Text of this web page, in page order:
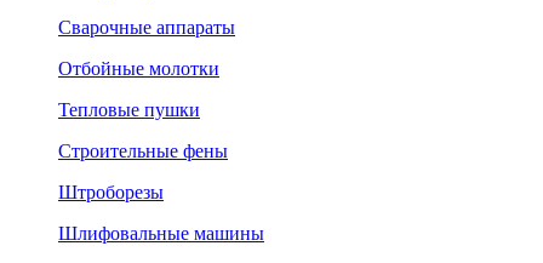
Сварочные аппараты
Отбойные молотки
Тепловые пушки
Строительные фены
Штроборезы
Шлифовальные машины